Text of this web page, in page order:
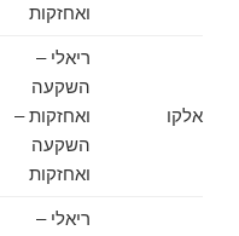
ואחזקות
אלקו
ריאלי –
השקעה
ואחזקות –
השקעה
ואחזקות
ריאלי –